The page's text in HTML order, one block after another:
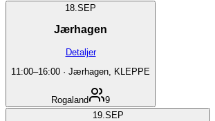
18. SEP
Jærhagen
Detaljer
11:00–16:00 · Jærhagen, KLEPPE
Rogaland
9
19. SEP